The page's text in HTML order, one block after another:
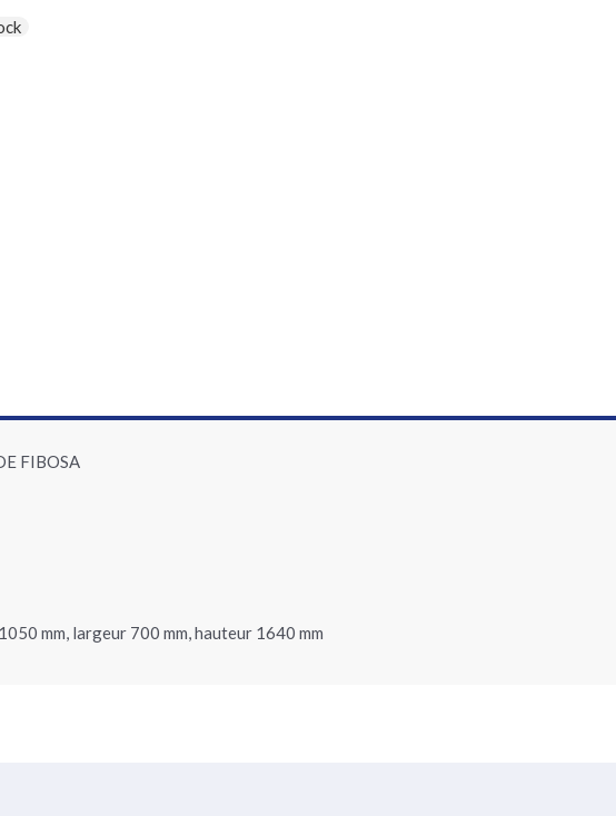
FIBOSA
mm, largeur 700 mm, hauteur 1640 mm